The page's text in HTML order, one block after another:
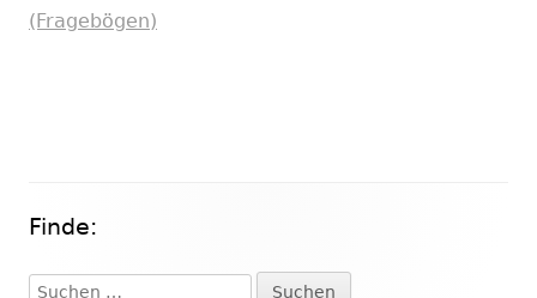
(Fragebögen)
Haupt-
Seitenleiste
Finde:
Suchen